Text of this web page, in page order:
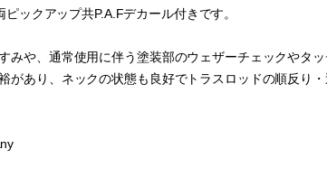
ックアップ共P.A.Fデカール付きです。
みや、通常使用に伴う塗装部のウェザーチェックやタ
があり、ネックの状態も良好でトラスロッドの順反り